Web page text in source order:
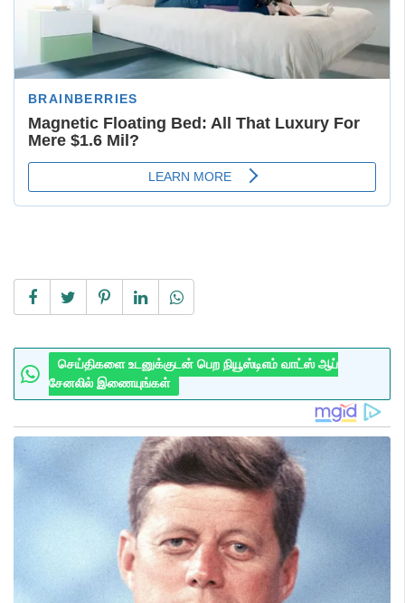
செய்திகளை உடனுக்குடன் பெற நியூஸ்டிஎம் வாட்ஸ் ஆப்
சேனலில் இணையுங்கள்